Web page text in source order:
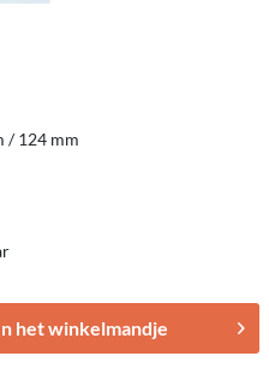
/ 124 mm
het winkelmandje